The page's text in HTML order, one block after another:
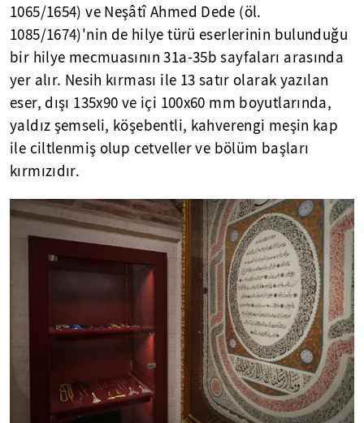
1065/1654) ve Neşâtî Ahmed Dede (öl.
1085/1674)'nin de hilye türü eserlerinin bulunduğu
bir hilye mecmuasının 31a-35b sayfaları arasında
yer alır. Nesih kırması ile 13 satır olarak yazılan
eser, dışı 135x90 ve içi 100x60 mm boyutlarında,
yaldız şemseli, köşebentli, kahverengi meşin kap
ile ciltlenmiş olup cetveller ve bölüm başları
kırmızıdır.